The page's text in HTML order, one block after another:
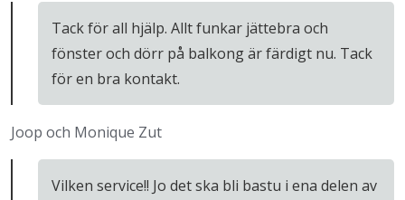
Tack för all hjälp. Allt funkar jättebra och
fönster och dörr på balkong är färdigt nu. Tack
för en bra kontakt.
Joop och Monique Zut
Vilken service!! Jo det ska bli bastu i ena delen av